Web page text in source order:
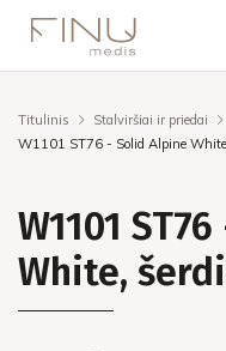
Titulinis
Stalviršiai ir priedai
W1101 ST76 - Solid Alpine
W1101
White,